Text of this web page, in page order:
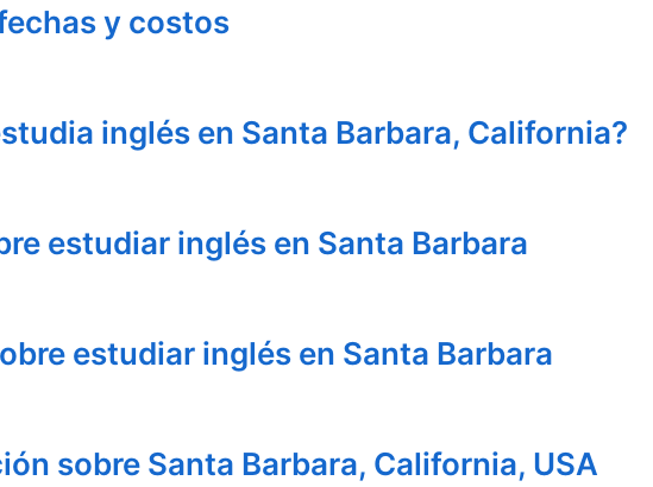
y costos
inglés en Santa Barbara, California?
estudiar inglés en Santa Barbara
estudiar inglés en Santa Barbara
sobre Santa Barbara, California, USA